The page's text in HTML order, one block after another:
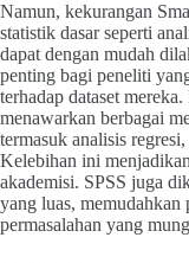
Namun, kekurangan
statistik dasar seperti
dapat dengan mudah
penting bagi peneliti
terhadap dataset
menawarkan berbagai
termasuk analisis
Kelebihan ini
akademisi. SPSS juga
yang luas, memudahkan
permasalahan yang